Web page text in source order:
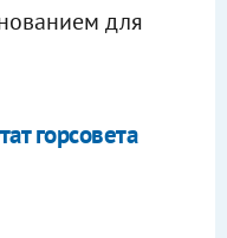
для
горсовета